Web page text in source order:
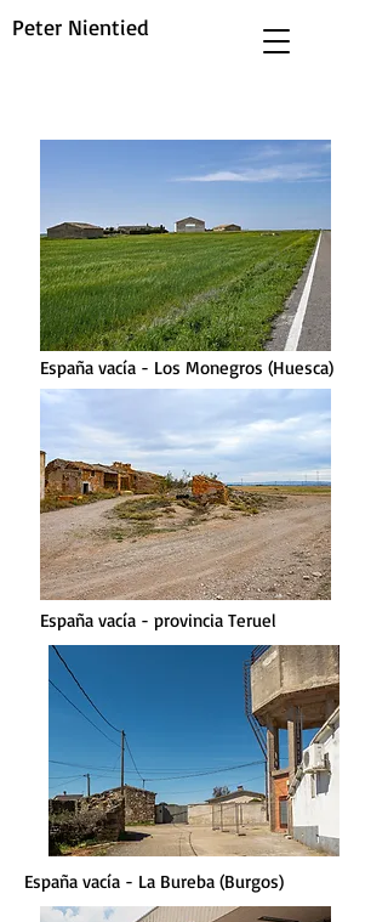
Peter Nientied
España vacía - Los Monegros (Huesca)
España vacía - provincia Teruel
España vacía - La Bureba (Burgos)